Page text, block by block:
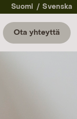
Suomi Svenska
Ota yhteyttä